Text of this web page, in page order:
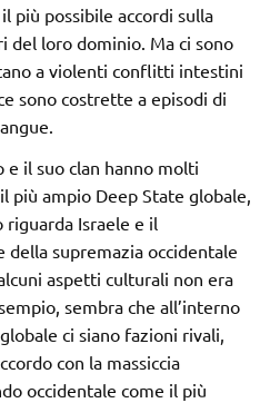
più possibile accordi sulla
del loro dominio. Ma ci sono
a violenti conflitti intestini
sono costrette a episodi di
e il suo clan hanno molti
più ampio Deep State globale,
Israele e il
supremazia occidentale
aspetti culturali non era
sembra che all’interno
ci siano fazioni rivali,
con la massiccia
occidentale come il più